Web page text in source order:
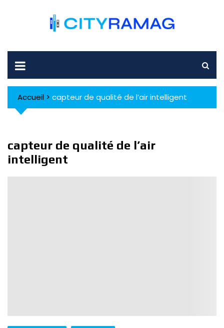
Accueil > capteur de qualité de l’air intelligent
capteur de qualité de l’air
intelligent